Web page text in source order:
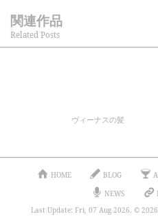
関連作品
Related Posts
ヴィーナスの髪
HOME BLOG
NEWS
Last Update: Fri, 07 Aug 2026. ©